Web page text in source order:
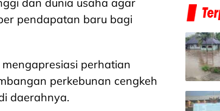
pendapatan baru bagi
mengapresiasi perhatian
perkebunan cengkeh
daerahnya.